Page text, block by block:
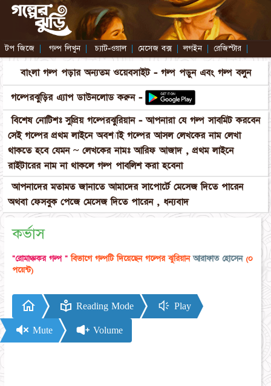
টপ জিজে | গল্প লিখুন | চ্যাট-ওয়াল | মেসেজ বক্স | লগইন | রেজিস্টার |
বাংলা গল্প পড়ার অন্যতম ওয়েবসাইট - গল্প পড়ুন এবং গল্প বলুন
গল্পেরঝুড়ির এ্যাপ ডাউনলোড করুন -
বিশেষ নোটিশঃ সুপ্রিয় গল্পেরঝুরিয়ান - আপনারা যে গল্প সাবমিট করবেন
সেই গল্পের প্রথম লাইনে অবশ্যাই গল্পের আসল লেখকের নাম লেখা
থাকতে হবে যেমন ~ লেখকের নামঃ আরিফ আজাদ , প্রথম লাইনে
রাইটারের নাম না থাকলে গল্প পাবলিশ করা হবেনা
আপনাদের মতামত জানাতে আমাদের সাপোর্টে মেসেজ দিতে পারেন
অথবা ফেসবুক পেজে মেসেজ দিতে পারেন , ধন্যবাদ
কর্ভাস
"রোমাঞ্চকর গল্প " বিভাগে গল্পটি দিয়েছেন গল্পের ঝুরিয়ানআরাফাত হোসেন(০
পয়েন্ট)
Reading Mode Play
Mute Volume